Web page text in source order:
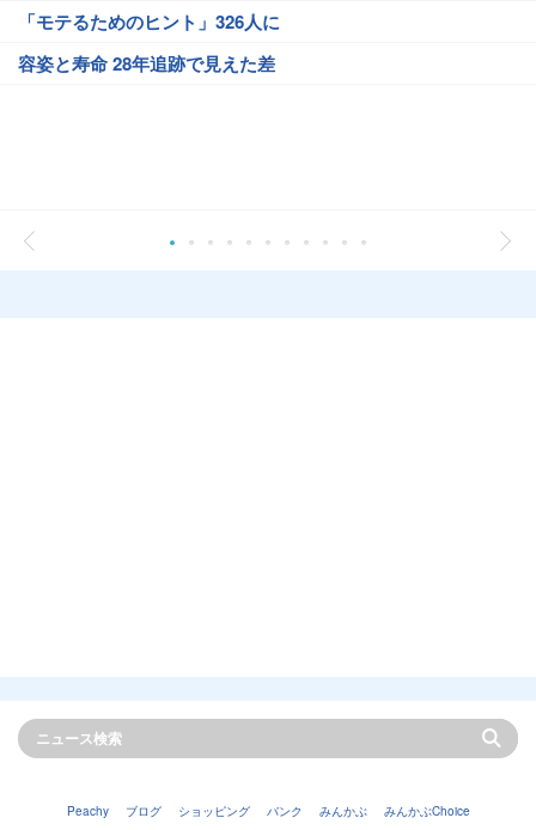
「モテるためのヒント」326人に
容姿と寿命 28年追跡で見えた差
Peachy ブログ ショッピング バンク みんかぶ みんかぶChoice